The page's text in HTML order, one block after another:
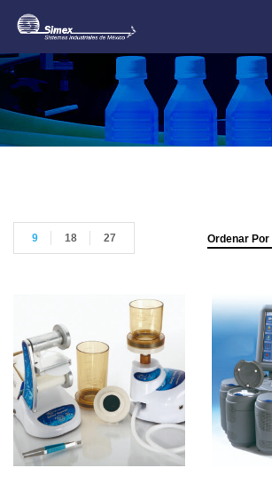
Ordenar
9 18 27